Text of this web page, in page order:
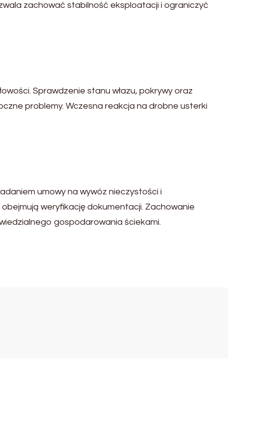
zachować stabilność eksploatacji i ograniczyć
Sprawdzenie stanu włazu, pokrywy oraz
problemy. Wczesna reakcja na drobne usterki
umowy na wywóz nieczystości i
weryfikację dokumentacji. Zachowanie
gospodarowania ściekami.